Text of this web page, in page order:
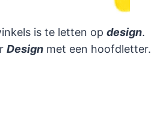
is te letten op design.
Design met een hoofdletter.